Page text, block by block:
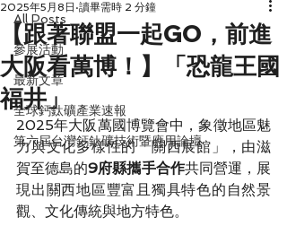
All Posts
參展活動
最新文章
全球鈣鈦礦產業速報
第六屆台灣鈣鈦礦技術暨應用論壇
【跟著聯盟一起GO，前進
大阪看萬博！】「恐龍王國
福井」
2025年5月8日 讀畢需時 2 分鐘
2025年大阪萬國博覽會中，象徵地區魅
力與文化多樣性的「關西展館」，由滋
賀至德島的9府縣攜手合作共同營運，展
現出關西地區豐富且獨具特色的自然景
觀、文化傳統與地方特色。